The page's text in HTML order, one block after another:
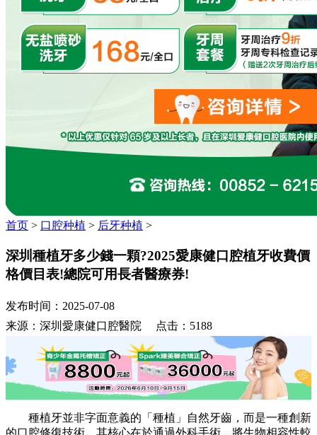
首页 > 口腔种植 > 后牙种植 >
深圳種植牙多少錢一顆?2025愛康健口腔植牙收費價
格價目表!總院可用長者醫療券!
发布时间：2025-07-08
来源：深圳愛康健口腔醫院 点击：5188
種植牙並非字面意義的「種植」自然牙齒，而是一種創新
的口腔修復技術。其核心在於通過外科手術，將生物相容性較